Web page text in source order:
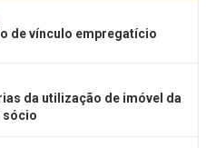
de vínculo empregatício
da utilização de imóvel da
sócio